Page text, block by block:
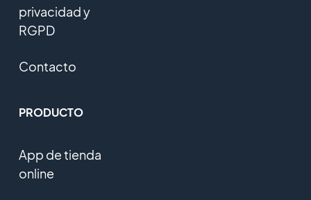
privacidad y
RGPD
Contacto
PRODUCTO
App de tienda
online